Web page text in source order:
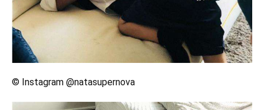
© Instagram @natasupernova